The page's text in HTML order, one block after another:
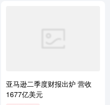
亚马逊二季度财报出炉 营收
1677亿美元